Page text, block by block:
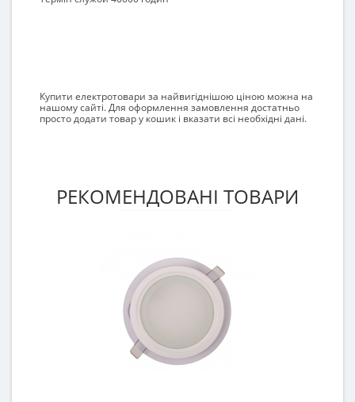
Купити електротовари за найвигіднішою ціною можна на
нашому сайті. Для оформлення замовлення достатньо
просто додати товар у кошик і вказати всі необхідні дані.
РЕКОМЕНДОВАНІ ТОВАРИ